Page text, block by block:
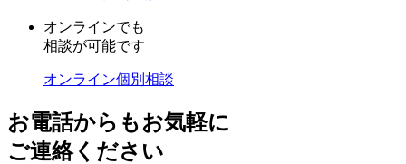
オンラインでも
相談が可能です
オンライン個別相談
お電話からもお気軽に
ご連絡ください